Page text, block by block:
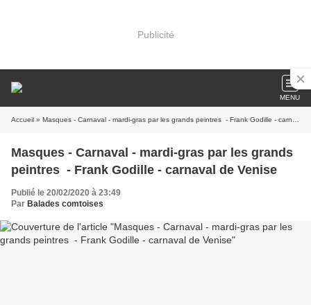
Publicité
MENU
Accueil » Masques - Carnaval - mardi-gras par les grands peintres - Frank Godille - carnaval de Venise
Masques - Carnaval - mardi-gras par les grands
peintres - Frank Godille - carnaval de Venise
Publié le 20/02/2020 à 23:49
Par Balades comtoises